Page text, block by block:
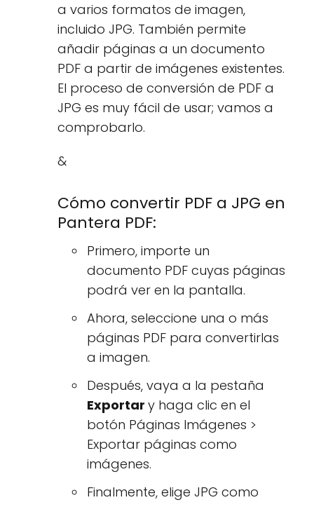
a varios formatos de imagen,
incluido JPG. También permite
añadir páginas a un documento
PDF a partir de imágenes existentes.
El proceso de conversión de PDF a
JPG es muy fácil de usar; vamos a
comprobarlo.
&
Cómo convertir PDF a JPG en
Pantera PDF:
Primero, importe un
documento PDF cuyas páginas
podrá ver en la pantalla.
Ahora, seleccione una o más
páginas PDF para convertirlas
a imagen.
Después, vaya a la pestaña
Exportar y haga clic en el
botón Páginas Imágenes >
Exportar páginas como
imágenes.
Finalmente, elige JPG como